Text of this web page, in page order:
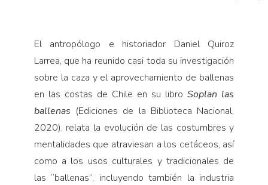
El antropólogo e historiador Daniel Quiroz
Larrea, que ha reunido casi toda su investigación
sobre la caza y el aprovechamiento de ballenas
en las costas de Chile en su libroSoplan las
ballenas (Ediciones de la Biblioteca Nacional,
2020), relata la evolución de las costumbres y
mentalidades que atraviesan a los cetáceos, así
como a los usos culturales y tradicionales de
las “ballenas”, incluyendo también la industria